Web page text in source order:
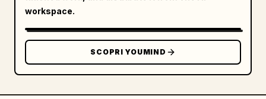
cinematografica raffinata che trasmette
l'idea di un'illustrazione promozionale
edificante per Skywork x GPT-Image-2 .
workspace.
SCOPRI YOUMIND